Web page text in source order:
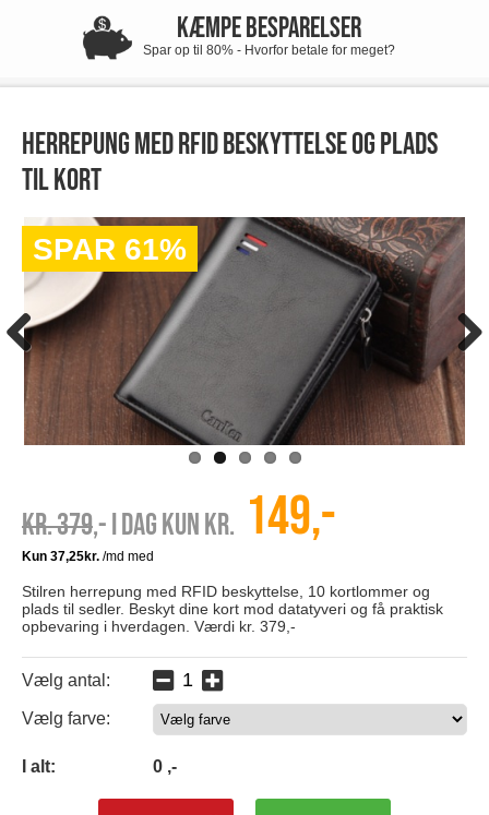
KÆMPE BESPARELSER
Spar op til 80% - Hvorfor betale for meget?
Herrepung med RFID beskyttelse og plads
til kort
SPAR 61%
Kr. 379,- I dag kun kr. 149,-
Stilren herrepung med RFID beskyttelse, 10 kortlommer og
plads til sedler. Beskyt dine kort mod datatyveri og få praktisk
opbevaring i hverdagen. Værdi kr. 379,-
Vælg antal:
Vælg farve:
I alt: 0 ,-